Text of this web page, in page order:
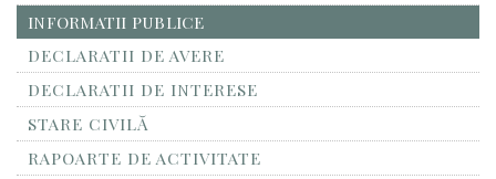
INFORMATII PUBLICE
DECLARATII DE AVERE
DECLARATII DE INTERESE
STARE CIVILĂ
RAPOARTE DE ACTIVITATE